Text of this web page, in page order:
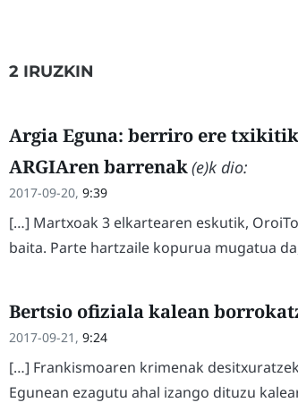
2 IRUZKIN
Argia Eguna: berriro ere
ARGIAren barrenak(e)k dio:
2017-09-20, 9:39
[…] Martxoak 3 elkartearen eskutik,
baita. Parte hartzaile kopurua mugatua
Bertsio ofiziala kalean
2017-09-21, 9:24
[…] Frankismoaren krimenak
Egunean ezagutu ahal izango dituzu